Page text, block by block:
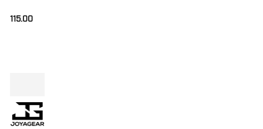
115.00